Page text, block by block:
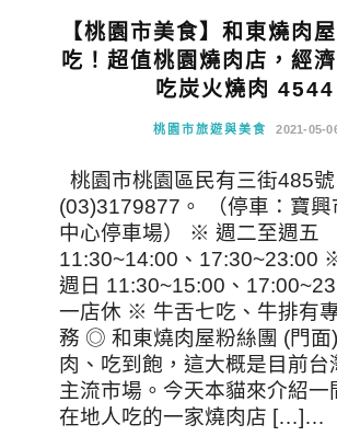
【桃園市美食】和東燒肉
吃！超值桃園燒肉店，經
吃炭火燒肉 4544
桃園市旅遊與美食 2021-05-
桃園市桃園區民有三街485號
(03)3179877。 （停車：寶興
中心停車場） ※ 週二至週五
11:30~14:00、17:30~23:00
週日 11:30~15:00、
一店休 ※ 牛舌七吃、牛排有
務 ◎ 和東燒肉屋粉絲團 (門面
肉、吃到飽，這大概是目前台
主流市場。今天本貓來介紹一
在地人吃的一家燒肉店 […]…